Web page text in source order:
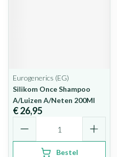
Eurogenerics (EG)
Silikom Once Shampoo
A/Luizen A/Neten 200Ml
€ 26,95
Bestel